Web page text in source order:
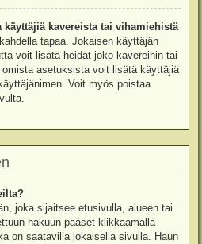
kavereista tai vihamiehistä
tapaa. Jokaisen käyttäjän
voit lisätä heidät joko kavereihin tai
asetuksista voit lisätä käyttäjiä
Voit myös poistaa
joka sijaitsee etusivulla, alueen tai
hakuun pääset klikkaamalla
on saatavilla jokaisella sivulla. Haun